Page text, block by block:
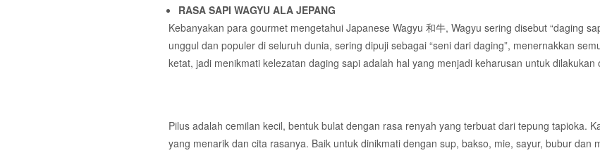
RASA SAPI WAGYU ALA JEPANG
Kebanyakan para gourmet mengetahui Japanese Wagyu 和牛, Wagyu sering disebut “daging
unggul dan populer di seluruh dunia, sering dipuji sebagai “seni dari daging”, menernakkan
ketat, jadi menikmati kelezatan daging sapi adalah hal yang menjadi keharusan untuk dilakukan
Pilus adalah cemilan kecil, bentuk bulat dengan rasa renyah yang terbuat dari tepung tapioka.
yang menarik dan cita rasanya. Baik untuk dinikmati dengan sup, bakso, mie, sayur, bubur dan